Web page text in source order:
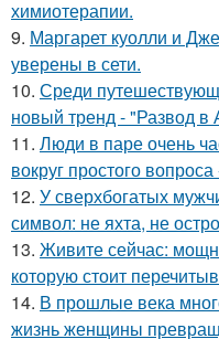
химиотерапии.
9. Маргарет куолли и
уверены в сети.
10. Среди
новый тренд - "Развод в
11. Люди в паре очень
вокруг простого
12. У сверхбогатых
символ: не яхта, не
13. Живите сейчас:
которую стоит
14. В прошлые века
жизнь женщины